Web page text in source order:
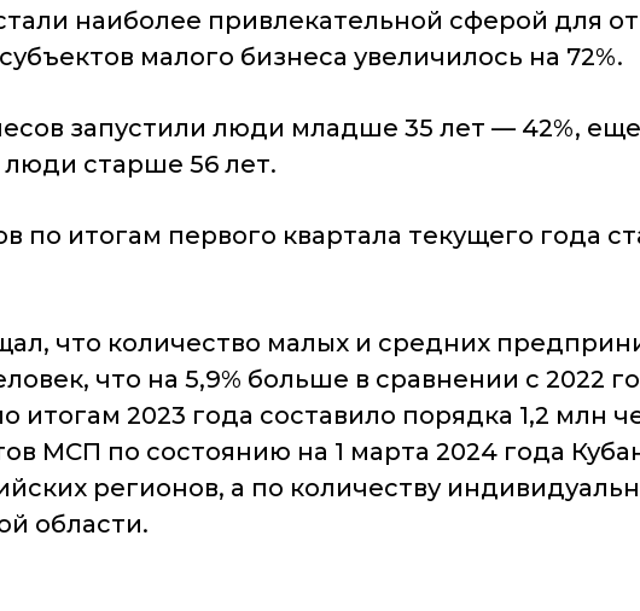
наиболее привлекательной сферой для
малого бизнеса увеличилось на 72%.
запустили люди младше 35 лет — 42%, еще
люди старше 56 лет.
по итогам первого квартала текущего года
что количество малых и средних
что на 5,9% больше в сравнении с 2022
итогам 2023 года составило порядка 1,2 млн
МСП по состоянию на 1 марта 2024 года
регионов, а по количеству
области.